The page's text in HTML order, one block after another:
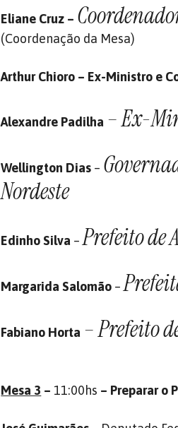
Eliane Cruz –
(Coordenação da Mesa)
Arthur Chioro – Ex-Ministro e
Alexandre Padilha – Ex-
Wellington Dias –
Nordeste
Edinho Silva –Prefeito de
Margarida Salomão –
Fabiano Horta –Prefeito
Mesa 3 – 11:00hs – Preparar o